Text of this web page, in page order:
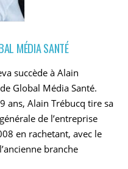
MÉDIA SANTÉ
succède à Alain
Global Média Santé.
ans, Alain Trébucq tire sa
de l’entreprise
en rachetant, avec le
branche